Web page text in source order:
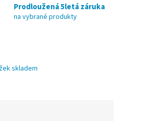
Prodloužená 5letá záruka
na vybrané produkty
skladem